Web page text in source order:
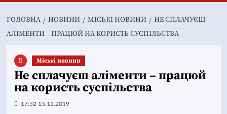
ГОЛОВНА НОВИНИ MІСЬКІ НОВИНИ
НЕ СПЛАЧУЄШ
АЛІМЕНТИ – ПРАЦЮЙ НА КОРИСТЬ СУСПІЛЬСТВА
Mіські новини
Не сплачуєш аліменти – працюй
на користь суспільства
17:52 15.11.2019